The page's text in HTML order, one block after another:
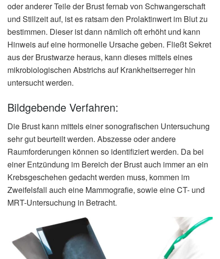
oder anderer Teile der Brust fernab von Schwangerschaft
und Stillzeit auf, ist es ratsam den Prolaktinwert im Blut zu
bestimmen. Dieser ist dann nämlich oft erhöht und kann
Hinweis auf eine hormonelle Ursache geben. Fließt Sekret
aus der Brustwarze heraus, kann dieses mittels eines
mikrobiologischen Abstrichs auf Krankheitserreger hin
untersucht werden.
Bildgebende Verfahren:
Die Brust kann mittels einer sonografischen Untersuchung
sehr gut beurteilt werden. Abszesse oder andere
Raumforderungen können so identifiziert werden. Da bei
einer Entzündung im Bereich der Brust auch immer an ein
Krebsgeschehen gedacht werden muss, kommen im
Zweifelsfall auch eine Mammografie, sowie eine CT- und
MRT-Untersuchung in Betracht.